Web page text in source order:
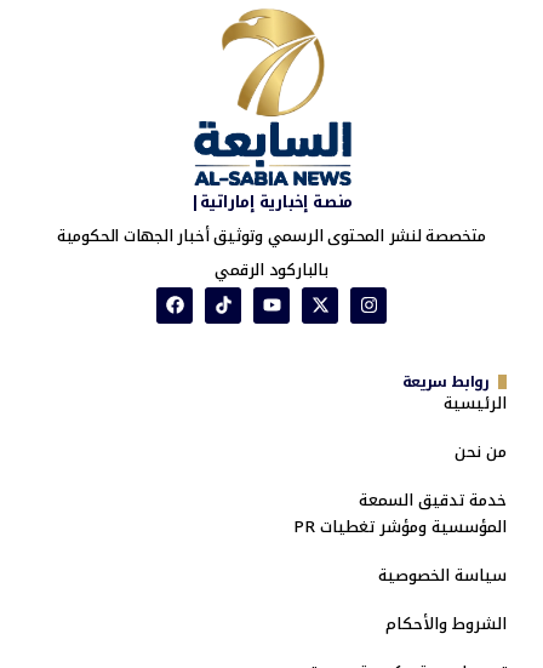
منصة إخبارية إماراتية|
متخصصة لنشر المحتوى الرسمي وتوثيق أخبار الجهات الحكومية
بالباركود الرقمي
روابط سريعة
الرئيسية
من نحن
خدمة تدقيق السمعة
المؤسسية ومؤشر تغطيات PR
سياسة الخصوصية
الشروط والأحكام